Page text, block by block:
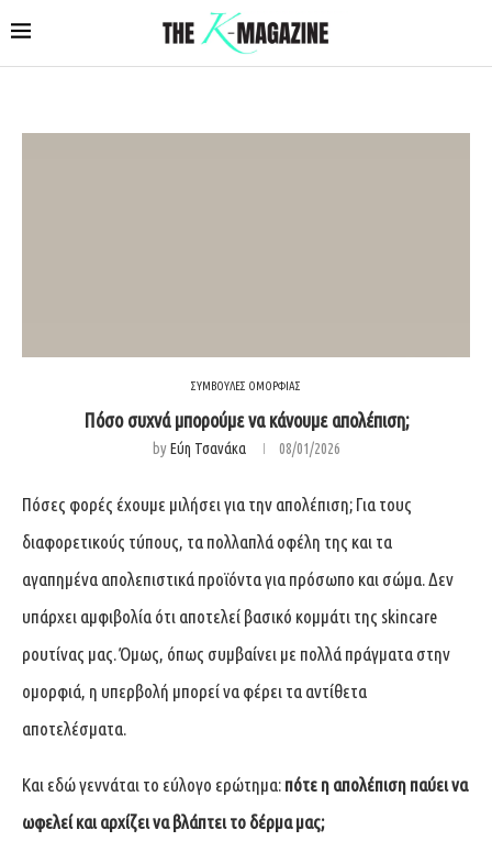
ΣΥΜΒΟΥΛΕΣ ΟΜΟΡΦΙΑΣ
Πόσο συχνά μπορούμε να κάνουμε απολέπιση;
byΕύη Τσανάκα 08/01/2026
Πόσες φορές έχουμε μιλήσει για την απολέπιση; Για τους
διαφορετικούς τύπους, τα πολλαπλά οφέλη της και τα
αγαπημένα απολεπιστικά προϊόντα για πρόσωπο και σώμα. Δεν
υπάρχει αμφιβολία ότι αποτελεί βασικό κομμάτι της skincare
ρουτίνας μας. Όμως, όπως συμβαίνει με πολλά πράγματα στην
ομορφιά, η υπερβολή μπορεί να φέρει τα αντίθετα
αποτελέσματα.
Και εδώ γεννάται το εύλογο ερώτημα: πότε η απολέπιση παύει να
ωφελεί και αρχίζει να βλάπτει το δέρμα μας;